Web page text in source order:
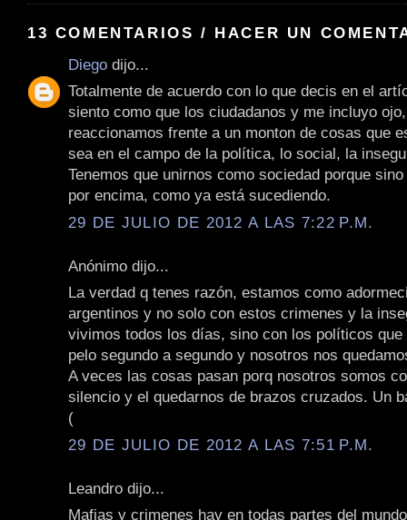
13 COMENTARIOS / HACER UN
Diego dijo...
Totalmente de acuerdo con lo que decis en el
siento como que los ciudadanos y me incluyo
reaccionamos frente a un monton de cosas que
sea en el campo de la política, lo social, la
Tenemos que unirnos como sociedad porque
por encima, como ya está sucediendo.
29 DE JULIO DE 2012 A LAS 7:22 P.M.
Anónimo dijo...
La verdad q tenes razón, estamos como
argentinos y no solo con estos crimenes y la
vivimos todos los días, sino con los políticos que
pelo segundo a segundo y nosotros nos
A veces las cosas pasan porq nosotros somos
silencio y el quedarnos de brazos cruzados. Un
(
29 DE JULIO DE 2012 A LAS 7:51 P.M.
Leandro dijo...
Mafias y crimenes hay en todas partes del